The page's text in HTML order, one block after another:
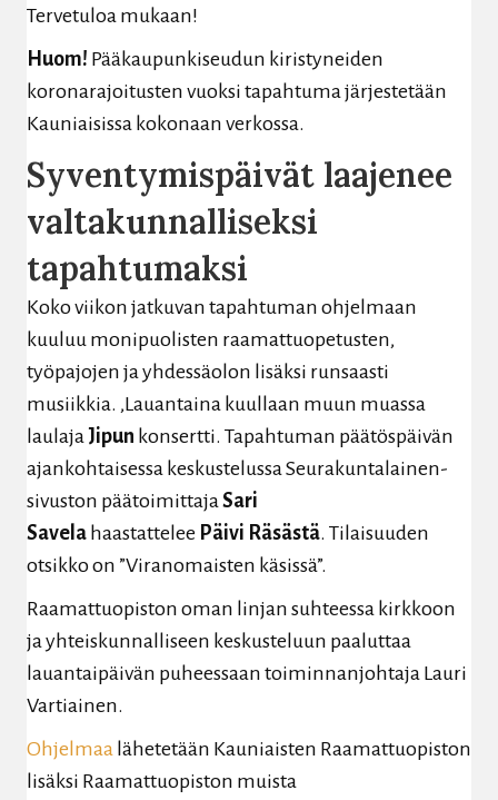
Tervetuloa mukaan!
Huom! Pääkaupunkiseudun kiristyneiden
koronarajoitusten vuoksi tapahtuma järjestetään
Kauniaisissa kokonaan verkossa.
Syventymispäivät laajenee
valtakunnalliseksi
tapahtumaksi
Koko viikon jatkuvan tapahtuman ohjelmaan
kuuluu monipuolisten raamattuopetusten,
työpajojen ja yhdessäolon lisäksi runsaasti
musiikkia. ,Lauantaina kuullaan muun muassa
laulajaJipun konsertti. Tapahtuman päätöspäivän
ajankohtaisessa keskustelussa Seurakuntalainen-
sivuston päätoimittajaSari
Savela haastattelee Päivi Räsästä. Tilaisuuden
otsikko on ”Viranomaisten käsissä”.
Raamattuopiston oman linjan suhteessa kirkkoon
ja yhteiskunnalliseen keskusteluun paaluttaa
lauantaipäivän puheessaan toiminnanjohtaja Lauri
Vartiainen.
Ohjelmaa lähetetään Kauniaisten Raamattuopiston
lisäksi Raamattuopiston muista